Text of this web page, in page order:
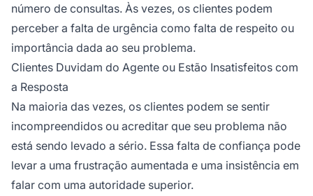
número de consultas. Às vezes, os clientes podem
perceber a falta de urgência como falta de respeito ou
importância dada ao seu problema.
Clientes Duvidam do Agente ou Estão Insatisfeitos com
a Resposta
Na maioria das vezes, os clientes podem se sentir
incompreendidos ou acreditar que seu problema não
está sendo levado a sério. Essa falta de confiança pode
levar a uma frustração aumentada e uma insistência em
falar com uma autoridade superior.